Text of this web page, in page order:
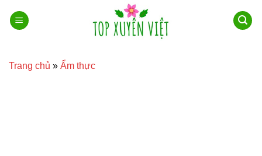
qua
Trang chủ » Ẩm thực